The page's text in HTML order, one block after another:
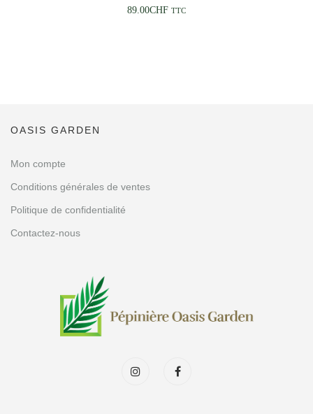
89.00CHF TTC
OASIS GARDEN
Mon compte
Conditions générales de ventes
Politique de confidentialité
Contactez-nous